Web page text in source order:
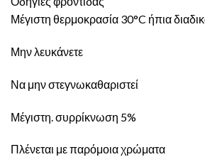
Μέγιστη θερμοκρασία 30°C ήπια
Μην λευκάνετε
Να μην στεγνωκαθαριστεί
Μέγιστη. συρρίκνωση 5%
Πλένεται με παρόμοια χρώματα